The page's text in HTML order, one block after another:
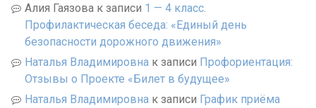
Алия Гаязова к записи 1 — 4 класс.
Профилактическая беседа: «Единый день
безопасности дорожного движения»
Наталья Владимировна к записи Профориентация:
Отзывы о Проекте «Билет в будущее»
Наталья Владимировна к записи График приёма